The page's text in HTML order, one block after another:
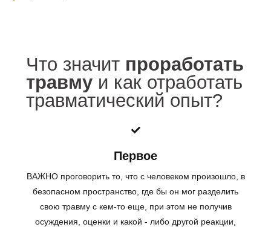
Что значит проработать
травмуи как отработать
травматический опыт?
Первое
ВАЖНО проговорить то, что с человеком произошло, в
безопасном пространство, где бы он мог разделить
свою травму с кем-то еще, при этом не получив
осуждения, оценки и какой - либо другой реакции,